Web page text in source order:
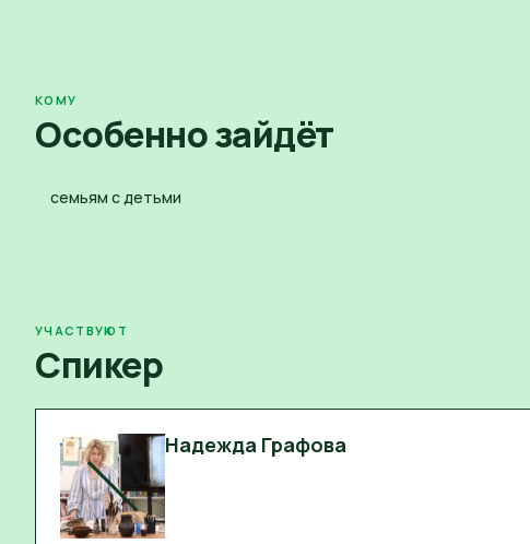
КОМУ
Особенно зайдёт
семьям с детьми
УЧАСТВУЮТ
Спикер
Надежда Графова